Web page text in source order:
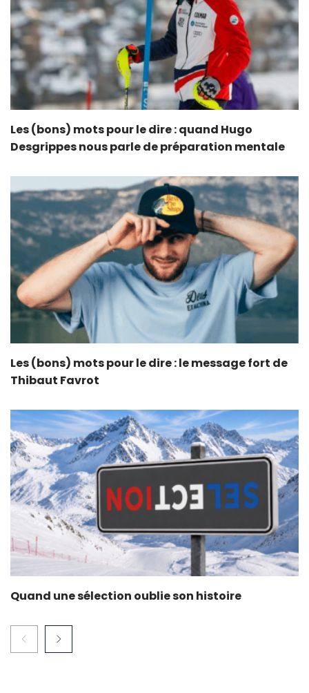
Les (bons) mots pour le dire : quand Hugo
Desgrippes nous parle de préparation mentale
Les (bons) mots pour le dire : le message fort de
Thibaut Favrot
Quand une sélection oublie son histoire